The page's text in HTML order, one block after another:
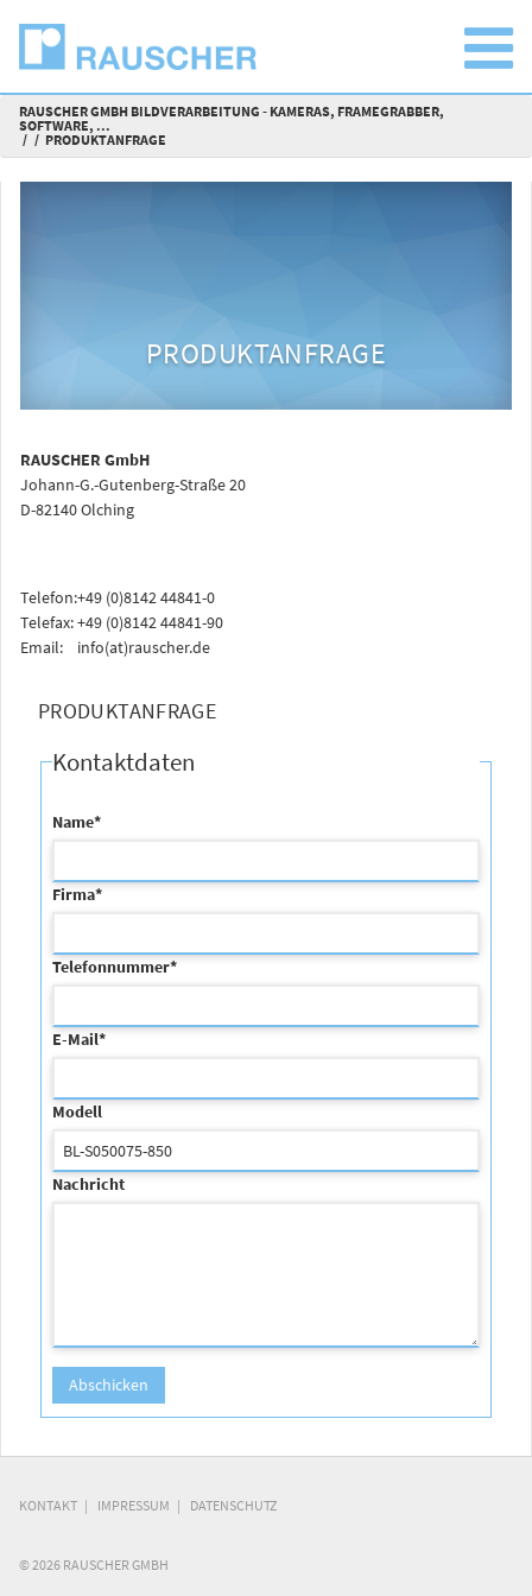
RAUSCHER GMBH BILDVERARBEITUNG - KAMERAS, FRAMEGRABBER,
SOFTWARE, ...
PRODUKTANFRAGE
PRODUKTANFRAGE
RAUSCHER GmbH
Johann-G.-Gutenberg-Straße 20
D-82140 Olching
Telefon:+49 (0)8142 44841-0
Telefax:+49 (0)8142 44841-90
Email:
info(at)rauscher.de
PRODUKTANFRAGE
Kontaktdaten
Name*
Firma*
Telefonnummer*
E-Mail*
Modell
Nachricht
KONTAKT IMPRESSUM DATENSCHUTZ
© 2026 RAUSCHER GMBH